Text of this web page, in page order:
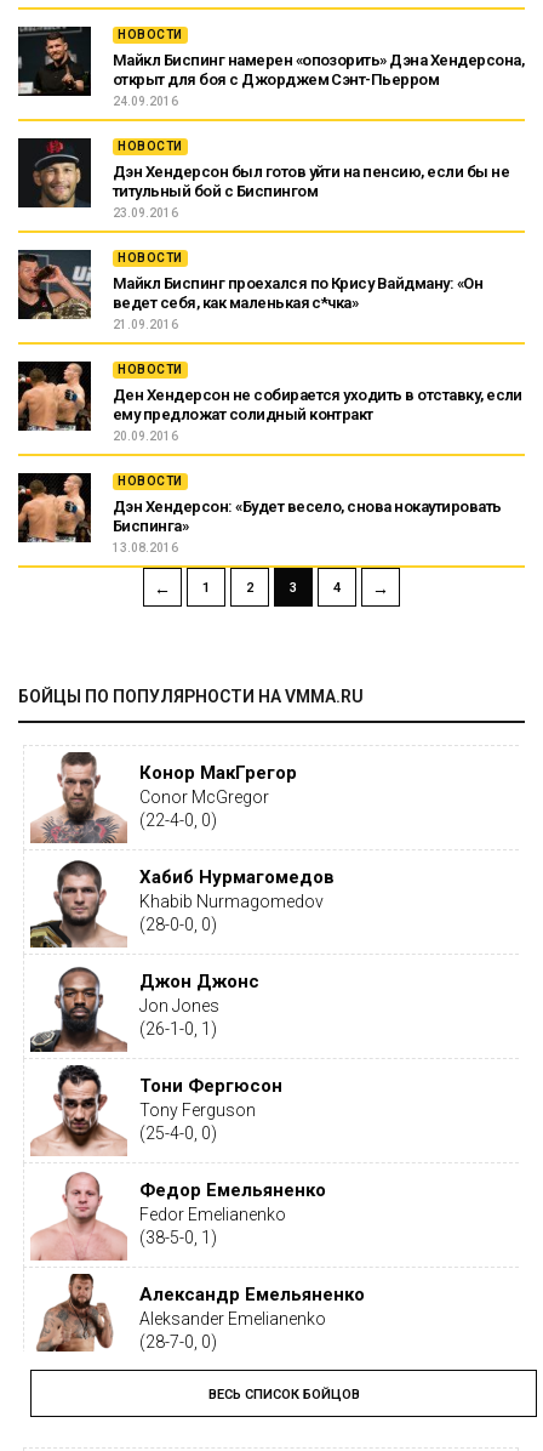
НОВОСТИ
Майкл Биспинг намерен «опозорить» Дэна Хендерсона,
открыт для боя с Джорджем Сэнт-Пьерром
24.09.2016
НОВОСТИ
Дэн Хендерсон был готов уйти на пенсию, если бы не
титульный бой с Биспингом
23.09.2016
НОВОСТИ
Майкл Биспинг проехался по Крису Вайдману: «Он
ведет себя, как маленькая с*чка»
21.09.2016
НОВОСТИ
Ден Хендерсон не собирается уходить в отставку, если
ему предложат солидный контракт
20.09.2016
НОВОСТИ
Дэн Хендерсон: «Будет весело, снова нокаутировать
Биспинга»
13.08.2016
← 1 2 3 4 →
БОЙЦЫ ПО ПОПУЛЯРНОСТИ НА VMMA.RU
Конор МакГрегор
Conor McGregor
(22-4-0, 0)
Хабиб Нурмагомедов
Khabib Nurmagomedov
(28-0-0, 0)
Джон Джонс
Jon Jones
(26-1-0, 1)
Тони Фергюсон
Tony Ferguson
(25-4-0, 0)
Федор Емельяненко
Fedor Emelianenko
(38-5-0, 1)
Александр Емельяненко
Aleksander Emelianenko
(28-7-0, 0)
Тайрон Вудли
Tyron Woodley
(19-5-1, 0)
ВЕСЬ СПИСОК БОЙЦОВ